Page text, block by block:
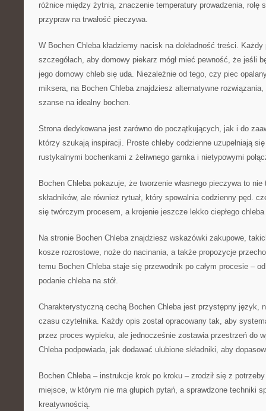
różnice między żytnią, znaczenie temperatury prowadzenia, rolę
przypraw na trwałość pieczywa.
W Bochen Chleba kładziemy nacisk na dokładność treści.
szczegółach, aby domowy piekarz mógł mieć pewność, że jeśli
jego domowy chleb się uda. Niezależnie od tego, czy piec
miksera, na Bochen Chleba znajdziesz alternatywne
szanse na idealny bochen.
Strona dedykowana jest zarówno do początkujących, jak i do
którzy szukają inspiracji. Proste chleby codzienne uzupełniają
rustykalnymi bochenkami z żeliwnego garnka i nietypowymi
Bochen Chleba pokazuje, że tworzenie własnego pieczywa to
składników, ale również rytuał, który spowalnia codzienny pęd.
się twórczym procesem, a krojenie jeszcze lekko ciepłego
Na stronie Bochen Chleba znajdziesz wskazówki zakupowe,
kosze rozrostowe, noże do nacinania, a także propozycje
temu Bochen Chleba staje się przewodnik po całym procesie –
podanie chleba na stół.
Charakterystyczną cechą Bochen Chleba jest przystępny język,
czasu czytelnika. Każdy opis został opracowany tak, aby
przez proces wypieku, ale jednocześnie zostawia przestrzeń do
Chleba podpowiada, jak dodawać ulubione składniki, aby
Bochen Chleba – instrukcje krok po kroku – zrodził się z
miejsce, w którym nie ma głupich pytań, a sprawdzone techniki
kreatywnością.